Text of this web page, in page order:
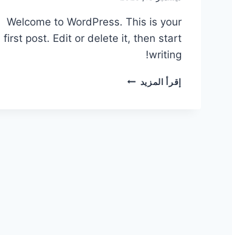
Welcome to WordPress. This is your
first post. Edit or delete it, then start
writing!
إقرأ المزيد HELLO